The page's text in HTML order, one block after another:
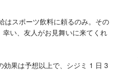
はスポーツ飲料に頼るのみ。その
い、友人がお見舞いに来てくれ
果は予想以上で、シジミ 1 日 3